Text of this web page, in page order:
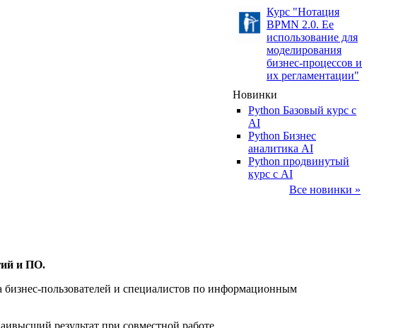
Курс "Нотация
BPMN 2.0. Ее
использование для
моделирования
бизнес-процессов и
их регламентации"
Новинки
Python Базовый курс c
AI
Python Бизнес
аналитика AI
Python продвинутый
курс с AI
Все новинки »
и ПО.
пользователей и специалистов по информационным
результат при совместной работе.